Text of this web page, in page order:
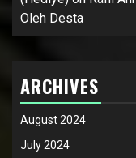
Oleh Desta
ARCHIVES
August 2024
July 2024